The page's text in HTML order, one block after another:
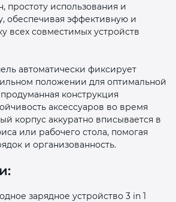
простоту использования и
обеспечивая эффективную и
всех совместимых устройств
автоматически фиксирует
положении для оптимальной
конструкция
аксессуаров во время
корпус аккуратно вписывается в
или рабочего стола, помогая
и организованность.
зарядное устройство 3 in 1